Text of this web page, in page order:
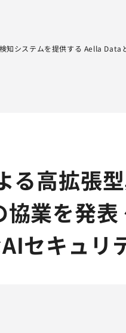
知システムを提供する Aella
る高拡張
業を発表
セキュリ